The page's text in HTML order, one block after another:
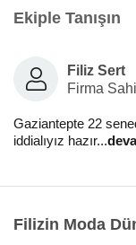
Ekiple Tanışın
Filiz Sert
Firma
Gaziantepte 22
iddialıyız hazır...
Filizin Moda